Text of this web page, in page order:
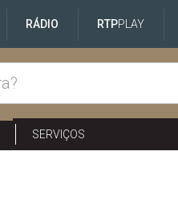
RÁDIO RTPPLAY
SERVIÇOS